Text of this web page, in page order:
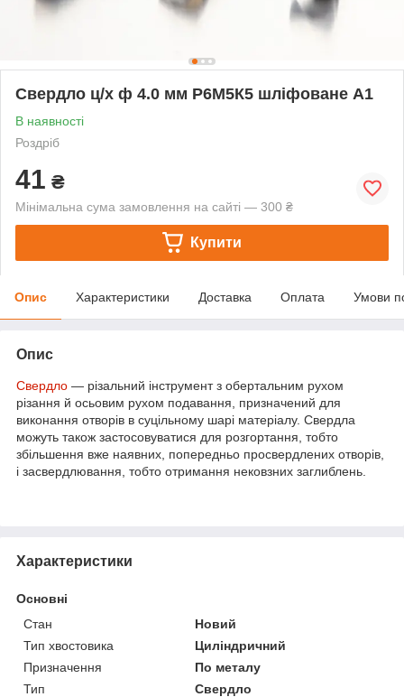
Свердло ц/х ф 4.0 мм Р6М5К5 шліфоване А1
В наявності
Роздріб
41 ₴
Мінімальна сума замовлення на сайті — 300 ₴
Купити
Опис Характеристики Доставка Оплата Умови
Опис
Свердло — різальний інструмент з обертальним рухом
різання й осьовим рухом подавання, призначений для
виконання отворів в суцільному шарі матеріалу. Свердла
можуть також застосовуватися для розгортання, тобто
збільшення вже наявних, попередньо просвердлених отворів,
і засвердлювання, тобто отримання нековзних заглиблень.
Характеристики
Основні
Стан
Новий
Тип хвостовика
Циліндричний
Призначення
По металу
Тип
Свердло